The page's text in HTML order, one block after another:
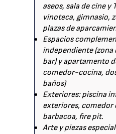
aseos, sala de cine y
vinoteca, gimnasio,
plazas de
Espacios
independiente (zona
bar) y apartamento
comedor-cocina,
baños)
Exteriores: piscina
exteriores, comedor
barbacoa, fire pit.
Arte y piezas